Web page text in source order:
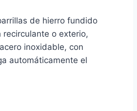
de hierro fundido
o exterio,
inoxidable, con
automáticamente el